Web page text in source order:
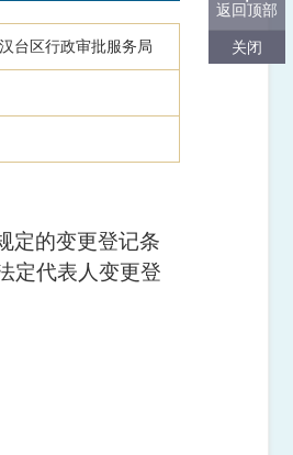
台区行政审批服务局
定的变更登记条
定代表人变更登
返回顶部
关闭